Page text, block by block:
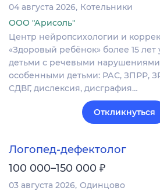
04 августа 2026 Котельники
ООО "Арисоль"
Центр нейропсихологии и
«Здоровый ребёнок» более 15 лет
детьми с речевыми
особенными детьми: РАС, ЗПРР,
СДВГ, дислексия, дисграфия…
Откликнуться
Логопед-дефектолог
100 000–150 000 ₽
03 августа 2026 Одинцово